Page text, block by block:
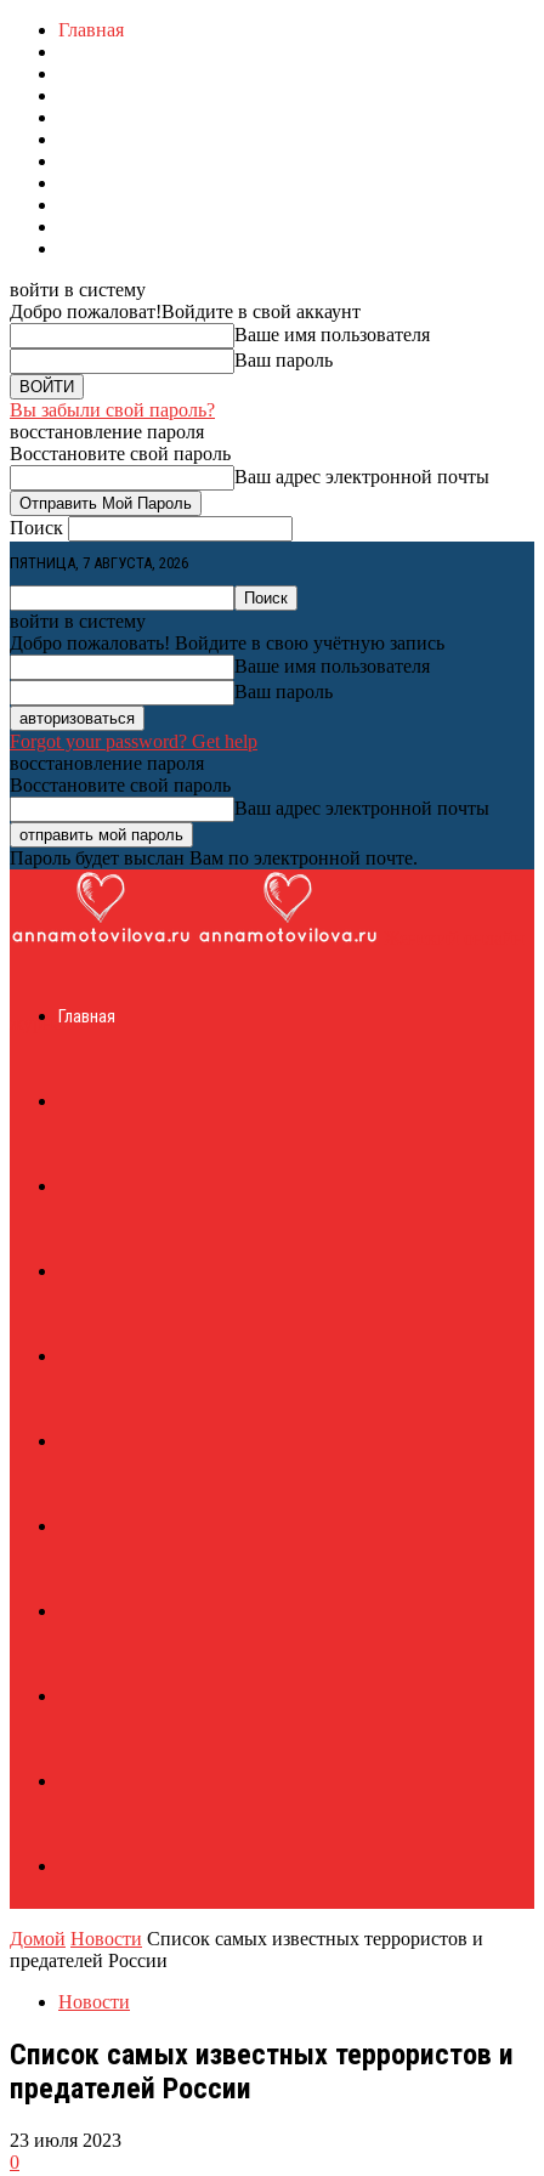
Главная
войти в систему
Добро пожаловат!Войдите в свой аккаунт
Ваше имя пользователя
Ваш пароль
Вы забыли свой пароль?
восстановление пароля
Восстановите свой пароль
Ваш адрес электронной почты
Поиск
ПЯТНИЦА, 7 АВГУСТА, 2026
войти в систему
Добро пожаловать! Войдите в свою учётную запись
Ваше имя пользователя
Ваш пароль
Forgot your password? Get help
восстановление пароля
Восстановите свой пароль
Ваш адрес электронной почты
Пароль будет выслан Вам по электронной почте.
журналГлавная
Домой Новости Список самых известных террористов и
предателей России
Новости
Список самых известных террористов и
предателей России
23 июля 2023
0